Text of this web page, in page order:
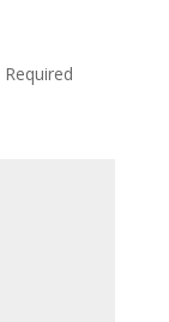
Required